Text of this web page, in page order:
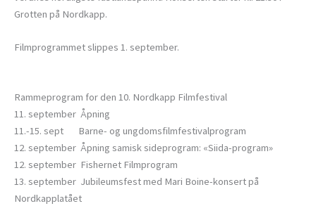
Grotten på Nordkapp.
Filmprogrammet slippes 1. september.
Rammeprogram for den 10. Nordkapp Filmfestival
11. september Åpning
11.-15. sept Barne- og ungdomsfilmfestivalprogram
12. september Åpning samisk sideprogram: «Siida-program»
12. september Fishernet Filmprogram
13. september Jubileumsfest med Mari Boine-konsert på
Nordkapplatået